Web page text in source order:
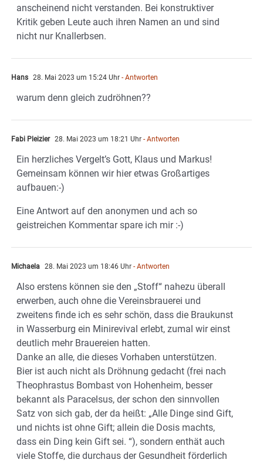
anscheinend nicht verstanden. Bei konstruktiver
Kritik geben Leute auch ihren Namen an und sind
nicht nur Knallerbsen.
Hans 28. Mai 2023 um 15:24 Uhr - Antworten
warum denn gleich zudröhnen??
Fabi Pleizier 28. Mai 2023 um 18:21 Uhr - Antworten
Ein herzliches Vergelt’s Gott, Klaus und Markus!
Gemeinsam können wir hier etwas Großartiges
aufbauen:-)
Eine Antwort auf den anonymen und ach so
geistreichen Kommentar spare ich mir :-)
Michaela 28. Mai 2023 um 18:46 Uhr - Antworten
Also erstens können sie den „Stoff“ nahezu überall
erwerben, auch ohne die Vereinsbrauerei und
zweitens finde ich es sehr schön, dass die Braukunst
in Wasserburg ein Minirevival erlebt, zumal wir einst
deutlich mehr Brauereien hatten.
Danke an alle, die dieses Vorhaben unterstützen.
Bier ist auch nicht als Dröhnung gedacht (frei nach
Theophrastus Bombast von Hohenheim, besser
bekannt als Paracelsus, der schon den sinnvollen
Satz von sich gab, der da heißt: „Alle Dinge sind Gift,
und nichts ist ohne Gift; allein die Dosis machts,
dass ein Ding kein Gift sei. “), sondern enthät auch
viele Stoffe, die durchaus der Gesundheit förderlich